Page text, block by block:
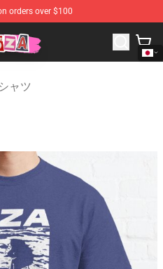
orders over $100
Store
ャツ